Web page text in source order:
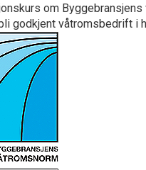
om
godkjent våtromsbedrift i